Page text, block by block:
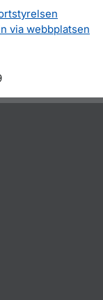
via webbplatsen